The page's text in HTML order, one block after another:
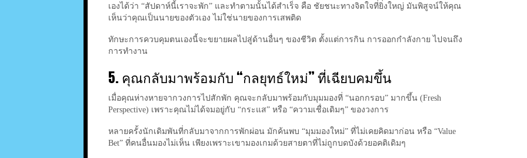
เองได้ว่า “สัปดาห์นี้เราจะพัก” และทำตามนั้นได้สำเร็จ คือ ชัยชนะทางจิตใจที่ยิ่งใหญ่ มันพิสูจน์ให้คุณ
เห็นว่าคุณเป็นนายของตัวเอง ไม่ใช่นายของการเสพติด
ทักษะการควบคุมตนเองนี้จะขยายผลไปสู่ด้านอื่นๆ ของชีวิต ตั้งแต่การกิน การออกกำลังกาย ไปจนถึง
การทำงาน
5. คุณกลับมาพร้อมกับ “กลยุทธ์ใหม่” ที่เฉียบคมขึ้น
เมื่อคุณห่างหายจากวงการไปสักพัก คุณจะกลับมาพร้อมกับมุมมองที่ “นอกกรอบ” มากขึ้น (Fresh
Perspective) เพราะคุณไม่ได้จมอยู่กับ “กระแส” หรือ “ความเชื่อเดิมๆ” ของวงการ
หลายครั้งนักเดิมพันที่กลับมาจากการพักผ่อน มักค้นพบ “มุมมองใหม่” ที่ไม่เคยคิดมาก่อน หรือ “Value
Bet” ที่คนอื่นมองไม่เห็น เพียงเพราะเขามองเกมด้วยสายตาที่ไม่ถูกบดบังด้วยอคติเดิมๆ